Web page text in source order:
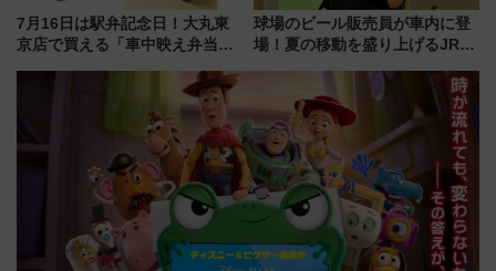
7月16日は駅弁記念日！大丸東
京店で買える「車中映え弁当」
球場のビール販売員が車内に登
場！夏の移動を盛り上げるJR九
月7日限定 ソフトバンクホーク
スとコラボ